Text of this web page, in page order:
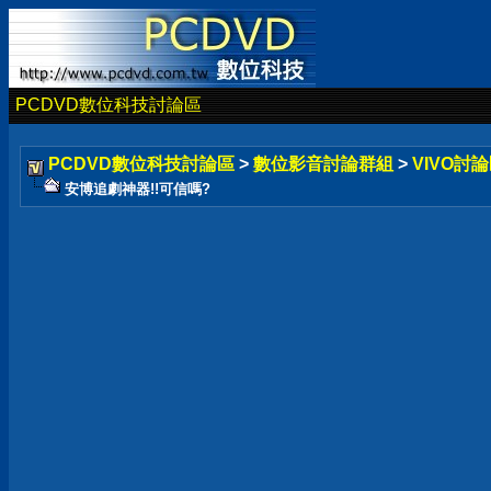
PCDVD數位科技討論區
PCDVD數位科技討論區 > 數位影音討論群組 > VIVO討
安博追劇神器!!可信嗎?